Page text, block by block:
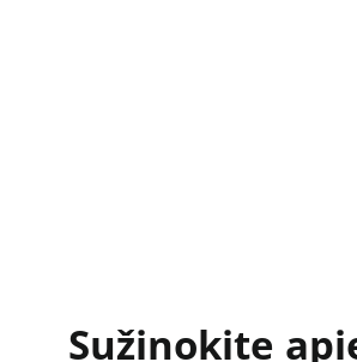
Sužinokite